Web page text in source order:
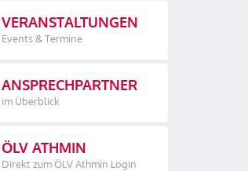
VERANSTALTUNGEN
Events & Termine
ANSPRECHPARTNER
im Überblick
ÖLV ATHMIN
Direkt zum ÖLV Athmin Login